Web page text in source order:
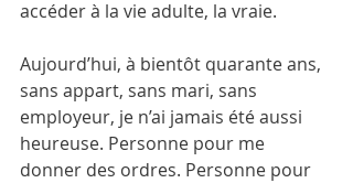
accéder à la vie adulte, la vraie.
Aujourd’hui, à bientôt quarante ans,
sans appart, sans mari, sans
employeur, je n’ai jamais été aussi
heureuse. Personne pour me
donner des ordres. Personne pour